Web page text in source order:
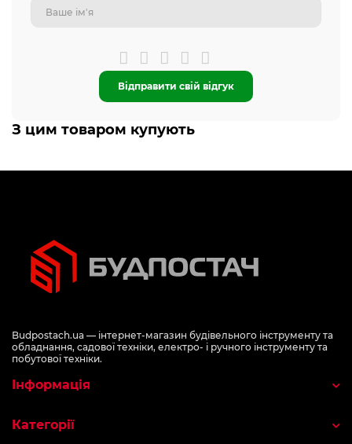
Відправити свій відгук
З цим товаром купують
Budpostach.ua — інтернет-магазин будівельного інструменту та
обладнання, садової техніки, електро- і ручного інструменту та
побутової техніки.
Інформація
Категорії